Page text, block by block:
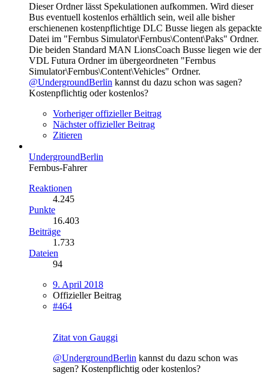
Dieser Ordner lässt Spekulationen aufkommen. Wird dieser
Bus eventuell kostenlos erhältlich sein, weil alle bisher
erschienenen kostenpflichtige DLC Busse liegen als gepackte
Datei im "Fernbus Simulator\Fernbus\Content\Paks" Ordner.
Die beiden Standard MAN LionsCoach Busse liegen wie der
VDL Futura Ordner im übergeordneten "Fernbus
Simulator\Fernbus\Content\Vehicles" Ordner.
@UndergroundBerlin kannst du dazu schon was sagen?
Kostenpflichtig oder kostenlos?
Vorheriger offizieller Beitrag
Nächster offizieller Beitrag
Zitieren
UndergroundBerlin
Fernbus-Fahrer
Reaktionen
4.245
Punkte
16.403
Beiträge
1.733
Dateien
94
9. April 2018
Offizieller Beitrag
#464
Zitat von Gauggi
@UndergroundBerlin kannst du dazu schon was
sagen? Kostenpflichtig oder kostenlos?